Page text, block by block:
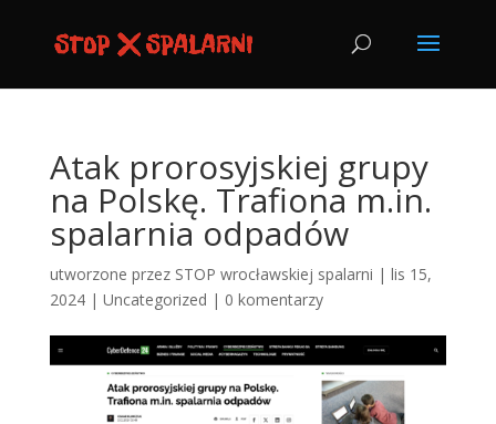
Atak prorosyjskiej grupy
na Polskę. Trafiona m.in.
spalarnia odpadów
utworzone przez STOP wrocławskiej spalarni | lis 15,
2024| Uncategorized | 0 komentarzy